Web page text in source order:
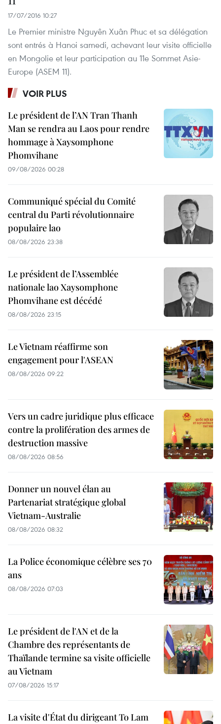
17/07/2016 10:27
Le Premier ministre Nguyên Xuân Phuc et sa délégation
sont entrés à Hanoi samedi, achevant leur visite officielle
en Mongolie et leur participation au 11e Sommet Asie-
Europe (ASEM 11).
VOIR PLUS
Le président de l’AN Tran Thanh
Man se rendra au Laos pour rendre
hommage à Xaysomphone
Phomvihane
09/08/2026 00:28
Communiqué spécial du Comité
central du Parti révolutionnaire
populaire lao
08/08/2026 23:38
Le président de l’Assemblée
nationale lao Xaysomphone
Phomvihane est décédé
08/08/2026 23:15
Le Vietnam réaffirme son
engagement pour l'ASEAN
08/08/2026 09:22
Vers un cadre juridique plus efficace
contre la prolifération des armes de
destruction massive
08/08/2026 08:56
Donner un nouvel élan au
Partenariat stratégique global
Vietnam-Australie
08/08/2026 08:32
La Police économique célèbre ses 70
ans
08/08/2026 07:03
Le président de l'AN et de la
Chambre des représentants de
Thaïlande termine sa visite officielle
au Vietnam
07/08/2026 15:17
La visite d'État du dirigeant To Lam